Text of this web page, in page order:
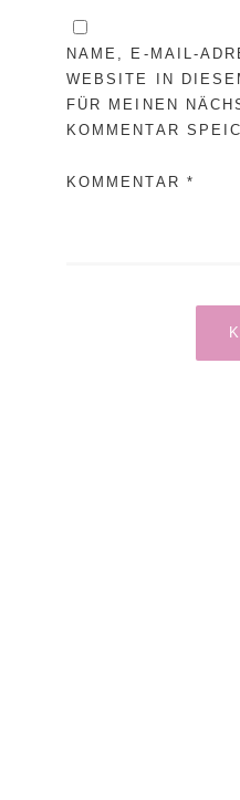
NAME, E-MAIL-
WEBSITE IN
FÜR MEINEN
KOMMENTAR
KOMMENTAR *